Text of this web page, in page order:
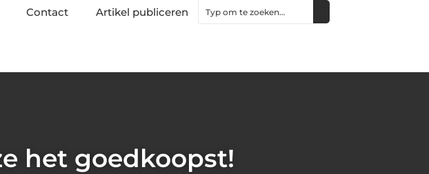
Contact Artikel publiceren
het goedkoopst!